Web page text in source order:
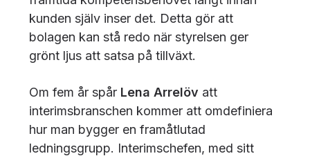
kunden själv inser det. Detta gör att
bolagen kan stå redo när styrelsen ger
grönt ljus att satsa på tillväxt.
Om fem år spår Lena Arrelöv att
interimsbranschen kommer att omdefiniera
hur man bygger en framåtlutad
ledningsgrupp. Interimschefen, med sitt